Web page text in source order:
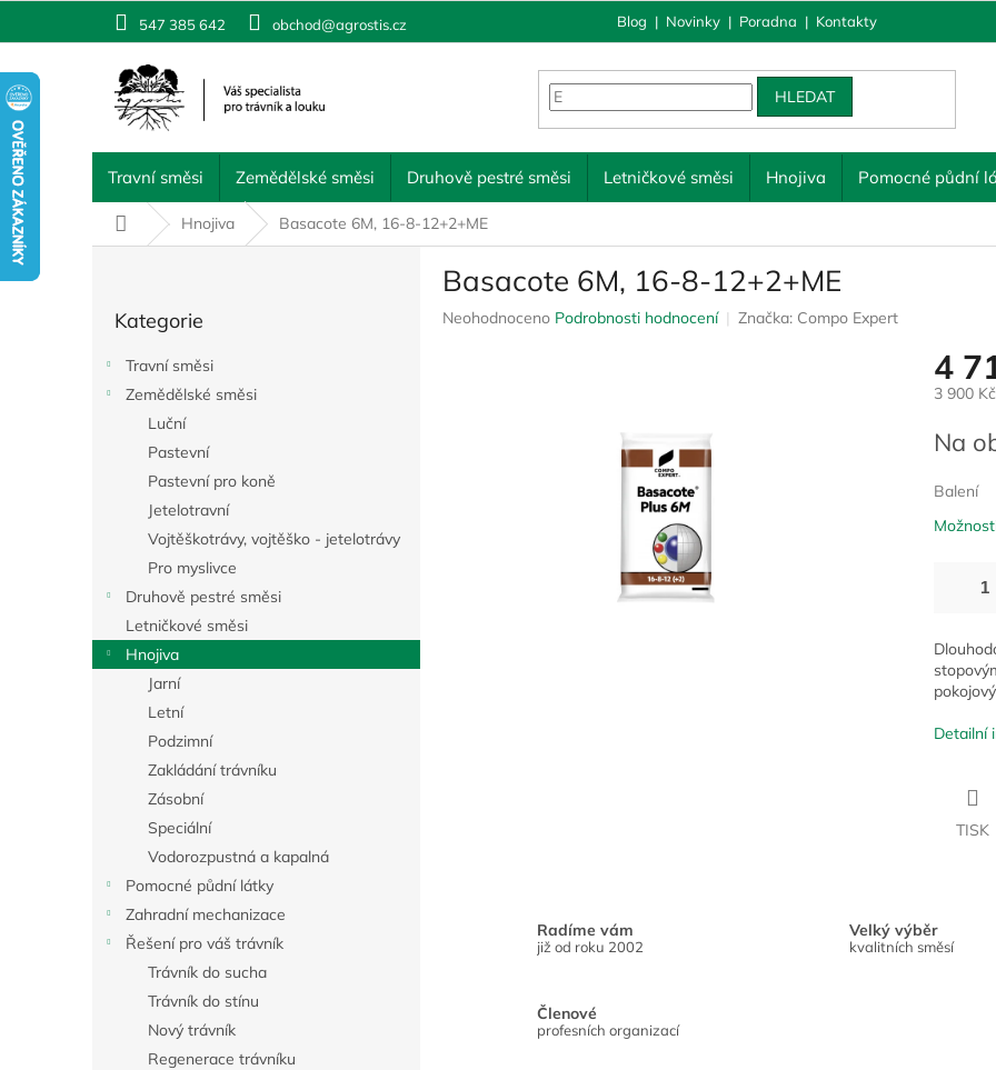
547 385 642 obchod@agrostis.cz Blog | Novinky | Poradna | Kontakty
HLEDAT
Travní směsi Zemědělské směsi Druhově pestré směsi Letničkové směsi Hnojiva Pomocné půdní
Domů Hnojiva Basacote 6M, 16-8-12+2+ME
kategorie
Kategorie
Travní směsi
Zemědělské směsi
Luční
Pastevní
Pastevní pro koně
Jetelotravní
Vojtěškotrávy, vojtěško - jetelotrávy
Pro myslivce
Druhově pestré směsi
Letničkové směsi
Hnojiva
Jarní
Letní
Podzimní
Zakládání trávníku
Zásobní
Speciální
Vodorozpustná a kapalná
Pomocné půdní látky
Zahradní mechanizace
Řešení pro váš trávník
Trávník do sucha
Trávník do stínu
Nový trávník
Regenerace trávníku
Basacote 6M, 16-8-12+2+ME
Průměrné
Neohodnoceno Podrobnosti hodnocení Značka: Compo Expert
4
3 900
cena:
Na
Balení
Detailní
TISK
Radíme vám
již od roku 2002
Velký výběr
kvalitních směsí
Členové
profesních organizací